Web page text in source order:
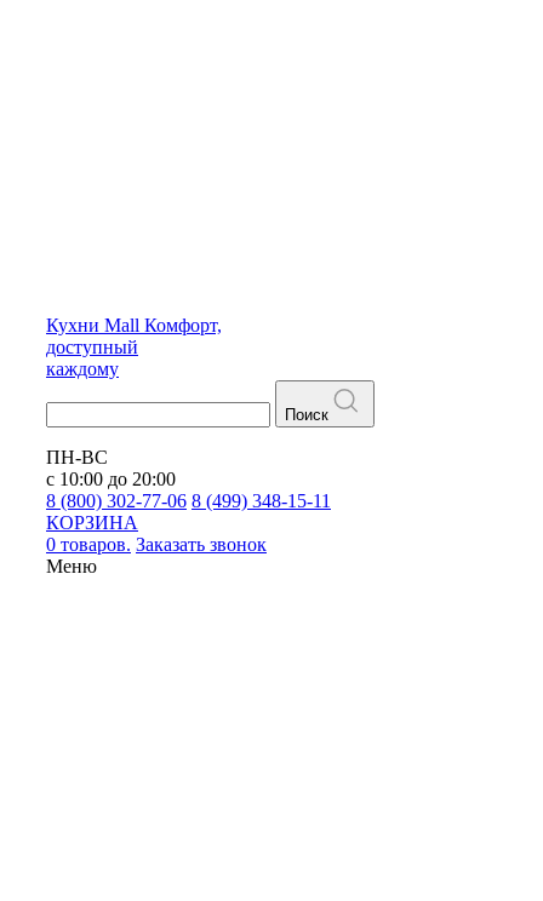
Кухни Mall Комфорт,
доступный
каждому
Поиск
ПН-ВС
с 10:00 до 20:00
8 (800) 302-77-06 8 (499) 348-15-11
КОРЗИНА
0 товаров. Заказать звонок
Меню